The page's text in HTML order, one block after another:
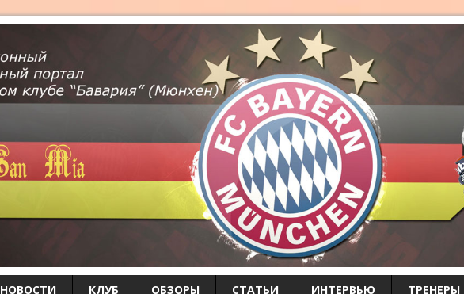
НОВОСТИ КЛУБ ОБЗОРЫ СТАТЬИ ИНТЕРВЬЮ ТРЕНЕРЫ